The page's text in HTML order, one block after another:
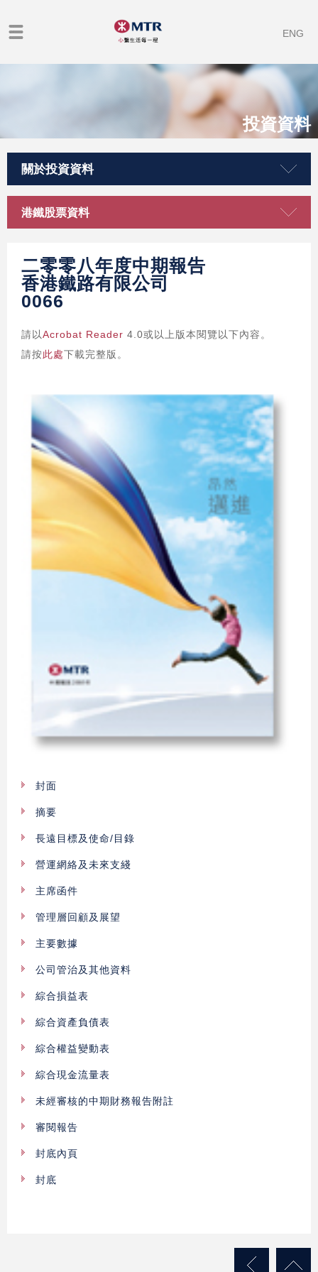
ENG
投資資料
關於投資資料
港鐵股票資料
二零零八年度中期報告
香港鐵路有限公司
0066
請以Acrobat Reader 4.0或以上版本閱覽以下內容。
請按此處下載完整版。
封面
摘要
長遠目標及使命/目錄
營運網絡及未來支綫
主席函件
管理層回顧及展望
主要數據
公司管治及其他資料
綜合損益表
綜合資產負債表
綜合權益變動表
綜合現金流量表
未經審核的中期財務報告附註
審閱報告
封底內頁
封底